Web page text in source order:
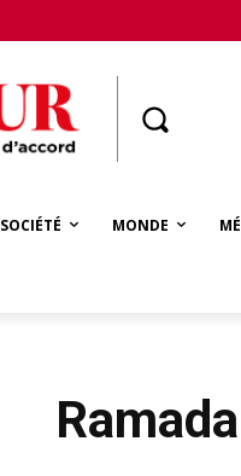
SOCIÉTÉ MONDE